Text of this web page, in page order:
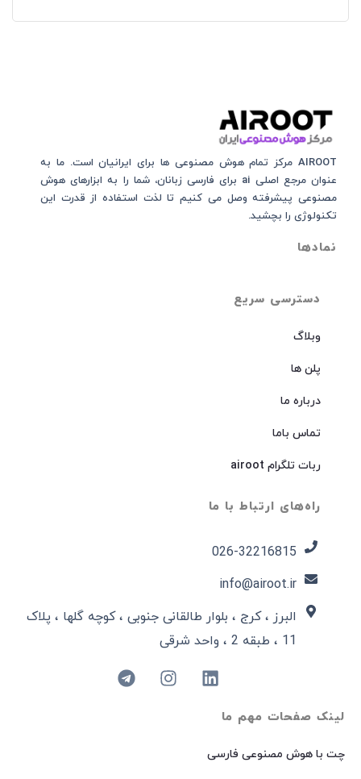
لینک صفحات مهم ما
چت با هوش مصنوعی فارسی
دسترسی سریع
وبلاگ
پلن ها
درباره ما
تماس باما
ربات تلگرام airoot
راه‌های ارتباط با ما
026-32216815​
info@airoot.ir
البرز ، کرج ، بلوار طالقانی جنوبی ، کوچه گلها ، پلاک
11 ، طبقه 2 ، واحد شرقی
AIROOT مرکز تمام هوش مصنوعی‌‌‌ ها برای ایرانیان است. ما به
عنوان مرجع اصلی ai برای فارسی زبانان، شما را به ابزارهای هوش
مصنوعی پیشرفته وصل می کنیم تا لذت استفاده از قدرت این
تکنولوژی را بچشید.
نمادها